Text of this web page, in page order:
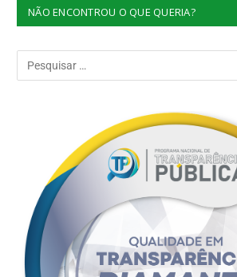
NÃO ENCONTROU O QUE QUERIA?